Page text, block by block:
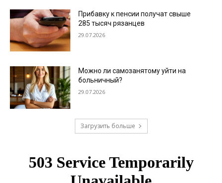
Прибавку к пенсии получат свыше
285 тысяч рязанцев
29.07.2026
Можно ли самозанятому уйти на
больничный?
29.07.2026
Загрузить больше